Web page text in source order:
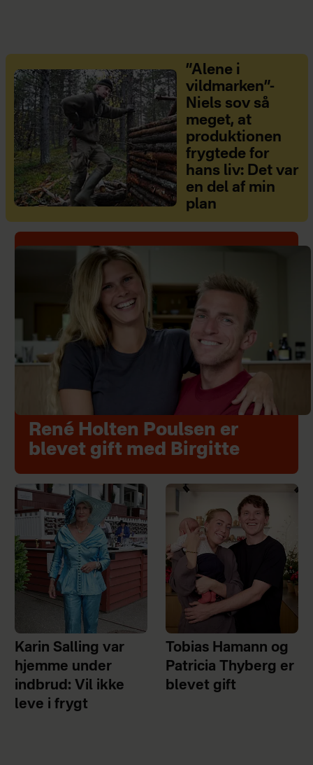
”Alene i
vildmarken”-
Niels sov så
meget, at
produktionen
frygtede for
hans liv: Det var
en del af min
plan
René Holten Poulsen er
blevet gift med Birgitte
Karin Salling var
hjemme under
indbrud: Vil ikke
leve i frygt
Tobias Hamann og
Patricia Thyberg er
blevet gift